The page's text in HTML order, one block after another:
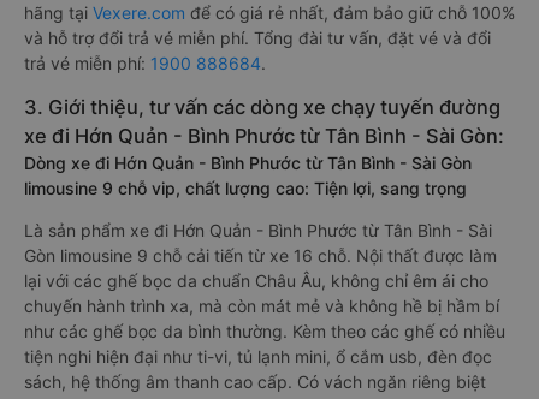
hãng tại Vexere.com để có giá rẻ nhất, đảm bảo giữ chỗ 100%
và hỗ trợ đổi trả vé miễn phí. Tổng đài tư vấn, đặt vé và đổi
trả vé miễn phí: 1900 888684.
3. Giới thiệu, tư vấn các dòng xe chạy tuyến đường
xe đi Hớn Quản - Bình Phước từ Tân Bình - Sài Gòn:
Dòng xe đi Hớn Quản - Bình Phước từ Tân Bình - Sài Gòn
limousine 9 chỗ vip, chất lượng cao: Tiện lợi, sang trọng
Là sản phẩm xe đi Hớn Quản - Bình Phước từ Tân Bình - Sài
Gòn limousine 9 chỗ cải tiến từ xe 16 chỗ. Nội thất được làm
lại với các ghế bọc da chuẩn Châu Âu, không chỉ êm ái cho
chuyến hành trình xa, mà còn mát mẻ và không hề bị hầm bí
như các ghế bọc da bình thường. Kèm theo các ghế có nhiều
tiện nghi hiện đại như ti-vi, tủ lạnh mini, ổ cắm usb, đèn đọc
sách, hệ thống âm thanh cao cấp. Có vách ngăn riêng biệt